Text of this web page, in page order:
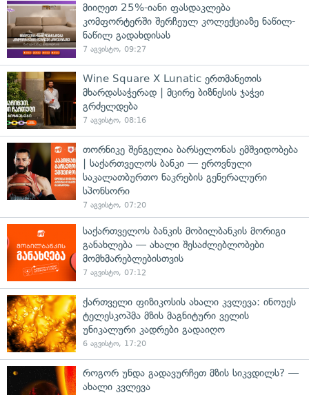
მიიღეთ 25%-იანი ფასდაკლება
კომფორტერში შერჩეულ კოლექციაზე ნაწილ-
ნაწილ გადახდისას
7 აგვისტო, 09:27
Wine Square X Lunatic ერთმანეთის
მხარდასაჭერად | მცირე ბიზნესის ჯაჭვი
გრძელდება
7 აგვისტო, 08:16
თორნიკე შენგელია ბარსელონას ემშვიდობება
| საქართველოს ბანკი — ეროვნული
საკალათბურთო ნაკრების გენერალური
სპონსორი
7 აგვისტო, 07:20
საქართველოს ბანკის მობილბანკის მორიგი
განახლება — ახალი შესაძლებლობები
მომხმარებლებისთვის
7 აგვისტო, 07:12
ქართველი ფიზიკოსის ახალი კვლევა: ინოუეს
ტელესკოპმა მზის მაგნიტური ველის
უნიკალური კადრები გადაიღო
6 აგვისტო, 17:20
როგორ უნდა გადავურჩეთ მზის სიკვდილს? —
ახალი კვლევა